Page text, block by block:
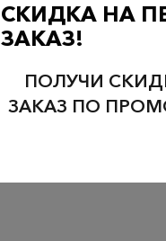
Проверьте
СКИДКА НА
ЗАКАЗ!
ПОЛУЧИ
ЗАКАЗ ПО